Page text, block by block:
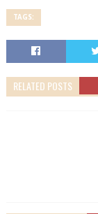
TAGS:
RELATED POSTS